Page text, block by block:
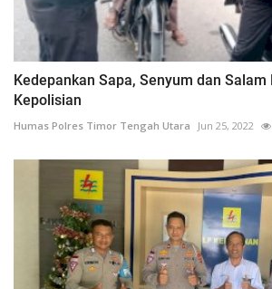
Kedepankan Sapa, Senyum dan Salam
Kepolisian
Humas Polres Timor Tengah Utara Jun 25, 2022